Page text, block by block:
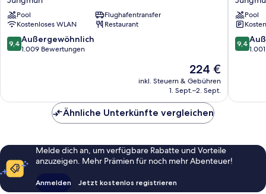
Jeju
Jungmun
Pool
Flughafentransfer
Kostenloses WLAN
Restaurant
9.4
von
9,4 Außergewöhnlich
1.009 Bewertungen
Der
Preis
beträgt
224 €
inkl. Steuern & Gebühren
1. Sept.–2. Sept.
Jeju
Pool
9.4
von
9,4
Ähnliche Unterkünfte vergleichen
Melde dich an, um verfügbare Rabatte und Vorteile
anzuzeigen. Mehr Prämien für noch mehr Abenteuer!
Anmelden Jetzt kostenlos registrieren